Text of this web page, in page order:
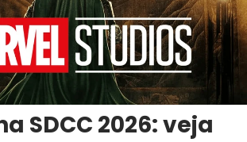
SDCC 2026: veja